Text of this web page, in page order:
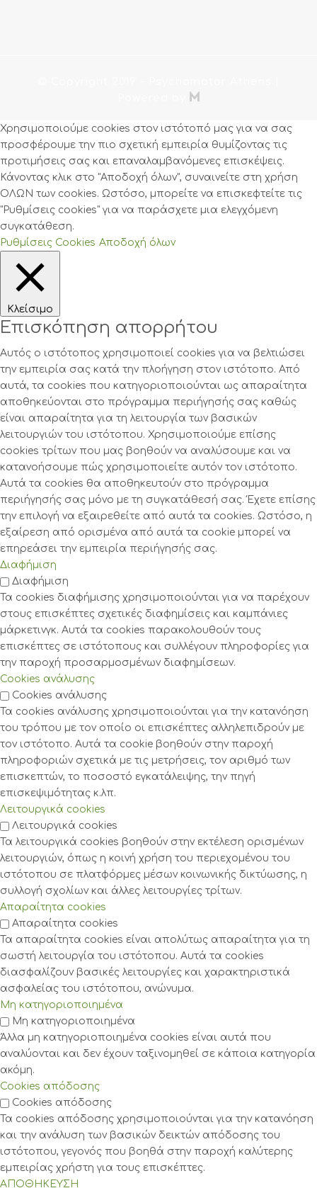

Χρησιμοποιούμε cookies στον ιστότοπό μας για να σας
προσφέρουμε την πιο σχετική εμπειρία θυμίζοντας τις
προτιμήσεις σας και επαναλαμβανόμενες επισκέψεις.
Κάνοντας κλικ στο "Αποδοχή όλων", συναινείτε στη χρήση
ΟΛΩΝ των cookies. Ωστόσο, μπορείτε να επισκεφτείτε τις
"Ρυθμίσεις cookies" για να παράσχετε μια ελεγχόμενη
συγκατάθεση.
Ρυθμίσεις Cookies Αποδοχή όλων
Κλείσιμο
Επισκόπηση απορρήτου
Αυτός ο ιστότοπος χρησιμοποιεί cookies για να βελτιώσει
την εμπειρία σας κατά την πλοήγηση στον ιστότοπο. Από
αυτά, τα cookies που κατηγοριοποιούνται ως απαραίτητα
αποθηκεύονται στο πρόγραμμα περιήγησής σας καθώς
είναι απαραίτητα για τη λειτουργία των βασικών
λειτουργιών του ιστότοπου. Χρησιμοποιούμε επίσης
cookies τρίτων που μας βοηθούν να αναλύσουμε και να
κατανοήσουμε πώς χρησιμοποιείτε αυτόν τον ιστότοπο.
Αυτά τα cookies θα αποθηκευτούν στο πρόγραμμα
περιήγησής σας μόνο με τη συγκατάθεσή σας. Έχετε επίσης
την επιλογή να εξαιρεθείτε από αυτά τα cookies. Ωστόσο, η
εξαίρεση από ορισμένα από αυτά τα cookie μπορεί να
επηρεάσει την εμπειρία περιήγησής σας.
Διαφήμιση
Διαφήμιση
Τα cookies διαφήμισης χρησιμοποιούνται για να παρέχουν
στους επισκέπτες σχετικές διαφημίσεις και καμπάνιες
μάρκετινγκ. Αυτά τα cookies παρακολουθούν τους
επισκέπτες σε ιστότοπους και συλλέγουν πληροφορίες για
την παροχή προσαρμοσμένων διαφημίσεων.
Cookies ανάλυσης
Cookies ανάλυσης
Τα cookies ανάλυσης χρησιμοποιούνται για την κατανόηση
του τρόπου με τον οποίο οι επισκέπτες αλληλεπιδρούν με
τον ιστότοπο. Αυτά τα cookie βοηθούν στην παροχή
πληροφοριών σχετικά με τις μετρήσεις, τον αριθμό των
επισκεπτών, το ποσοστό εγκατάλειψης, την πηγή
επισκεψιμότητας κ.λπ.
Λειτουργικά cookies
Λειτουργικά cookies
Τα λειτουργικά cookies βοηθούν στην εκτέλεση ορισμένων
λειτουργιών, όπως η κοινή χρήση του περιεχομένου του
ιστότοπου σε πλατφόρμες μέσων κοινωνικής δικτύωσης, η
συλλογή σχολίων και άλλες λειτουργίες τρίτων.
Απαραίτητα cookies
Απαραίτητα cookies
Τα απαραίτητα cookies είναι απολύτως απαραίτητα για τη
σωστή λειτουργία του ιστότοπου. Αυτά τα cookies
διασφαλίζουν βασικές λειτουργίες και χαρακτηριστικά
ασφαλείας του ιστότοπου, ανώνυμα.
Μη κατηγοριοποιημένα
Μη κατηγοριοποιημένα
Άλλα μη κατηγοριοποιημένα cookies είναι αυτά που
αναλύονται και δεν έχουν ταξινομηθεί σε κάποια κατηγορία
ακόμη.
Cookies απόδοσης
Cookies απόδοσης
Τα cookies απόδοσης χρησιμοποιούνται για την κατανόηση
και την ανάλυση των βασικών δεικτών απόδοσης του
ιστότοπου, γεγονός που βοηθά στην παροχή καλύτερης
εμπειρίας χρήστη για τους επισκέπτες.
ΑΠΟΘΗΚΕΥΣΗ